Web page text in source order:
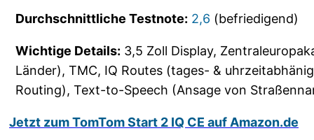
Durchschnittliche Testnote: 2,6 (befriedigend)
Wichtige Details: 3,5 Zoll Display,
Länder), TMC, IQ Routes (tages- &
Routing), Text-to-Speech (Ansage von
Jetzt zum TomTom Start 2 IQ CE auf Amazon.de